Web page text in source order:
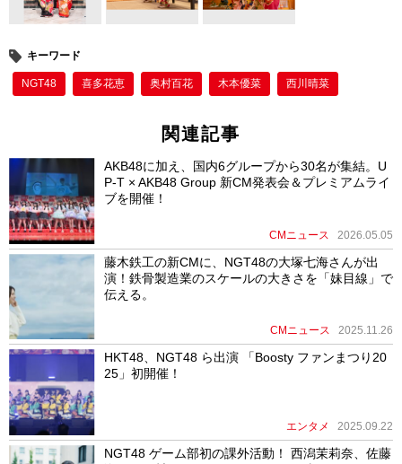
キーワード
NGT48 喜多花恵 奥村百花 木本優菜 西川晴菜
関連記事
AKB48に加え、国内6グループから30名が集結。U
P-T × AKB48 Group 新CM発表会＆プレミアムライ
ブを開催！
CMニュース 2026.05.05
藤木鉄工の新CMに、NGT48の大塚七海さんが出
演！鉄骨製造業のスケールの大きさを「妹目線」で
伝える。
CMニュース 2025.11.26
HKT48、NGT48 ら出演 「Boosty ファンまつり20
25」初開催！
エンタメ 2025.09.22
NGT48 ゲーム部初の課外活動！ 西潟茉莉奈、佐藤